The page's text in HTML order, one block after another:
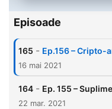
Episoade
165 - Ep.156 –
16 mai 2021
164 - Ep. 155 –
22 mar. 2021